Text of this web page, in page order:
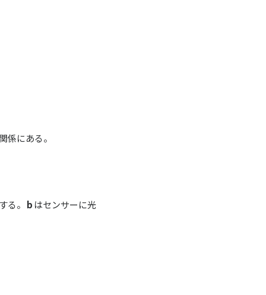
係にある。
る。 b はセンサーに光